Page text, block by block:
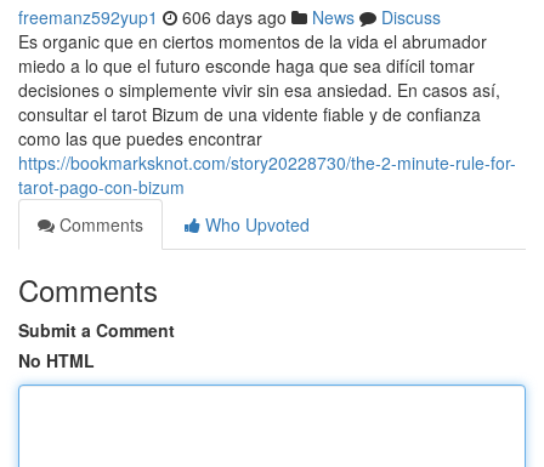
freemanz592yup1 606 days ago News
Discuss
Es organic que en ciertos momentos de la vida el abrumador
miedo a lo que el futuro esconde haga que sea difícil tomar
decisiones o simplemente vivir sin esa ansiedad. En casos así,
consultar el tarot Bizum de una vidente fiable y de confianza
como las que puedes encontrar
https://bookmarksknot.com/story20228730/the-2-minute-rule-for-
tarot-pago-con-bizum
Comments
Who Upvoted
Comments
Submit a Comment
No HTML